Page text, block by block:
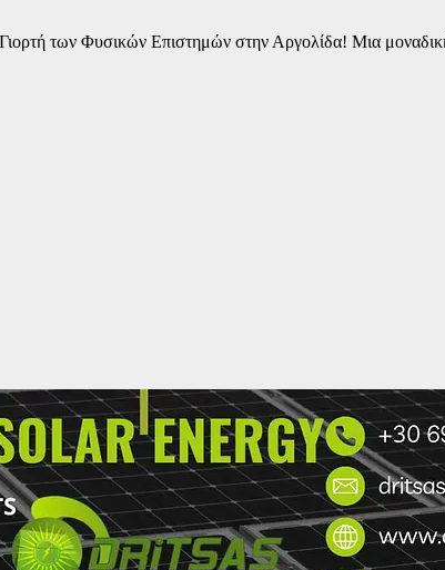
των Φυσικών Επιστημών στην Αργολίδα! Μια μοναδική